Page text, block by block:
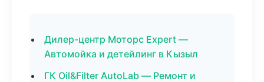
Дилер-центр Моторс Expert —
Автомойка и детейлинг в Кызыл
ГК Oil&Filter AutoLab — Ремонт и